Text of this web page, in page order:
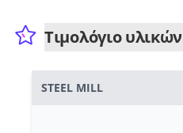
Τιμολόγιο υλικών
STEEL MILL